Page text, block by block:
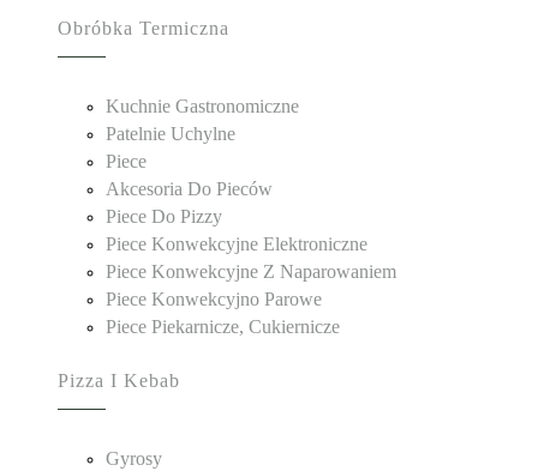
Obróbka Termiczna
Kuchnie Gastronomiczne
Patelnie Uchylne
Piece
Akcesoria Do Pieców
Piece Do Pizzy
Piece Konwekcyjne Elektroniczne
Piece Konwekcyjne Z Naparowaniem
Piece Konwekcyjno Parowe
Piece Piekarnicze, Cukiernicze
Pizza I Kebab
Gyrosy